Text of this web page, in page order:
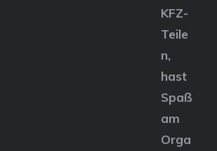
KFZ-
Teile
n,
hast
Spaß
am
Orga